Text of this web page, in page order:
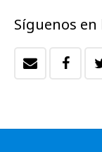
Síguenos en